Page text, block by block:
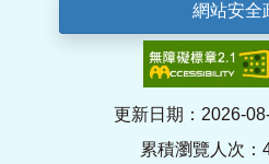
網站安全
更新日期：2026-
累積瀏覽人次：